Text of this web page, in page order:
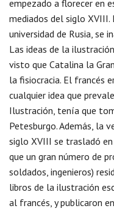
empezado a florecer en
mediados del siglo XVIII.
universidad de Rusia, se
Las ideas de la
visto que Catalina la
la fisiocracia. El francés
cualquier idea que
Ilustración, tenía que
Petesburgo. Además, la
siglo XVIII se trasladó
que un gran número de
soldados, ingenieros)
libros de la ilustración
al francés, y publicaron